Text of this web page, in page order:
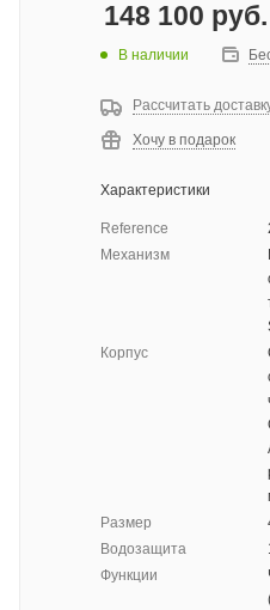
148 100 руб.
В наличии
Рассчитать
Хочу в подарок
Характеристики
Reference
Механизм
Корпус
Размер
Водозащита
Функции